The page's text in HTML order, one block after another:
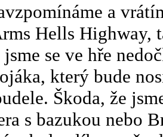
a
Hells Highway,
se ve hře
který bude
Škoda, že
s bazukou nebo